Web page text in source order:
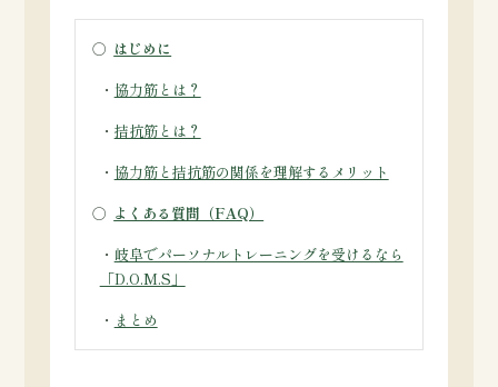
○ はじめに
・ 協力筋とは？
・ 拮抗筋とは？
・ 協力筋と拮抗筋の関係を理解するメリット
○ よくある質問（FAQ）
・ 岐阜でパーソナルトレーニングを受けるなら
「D.O.M.S」
・ まとめ